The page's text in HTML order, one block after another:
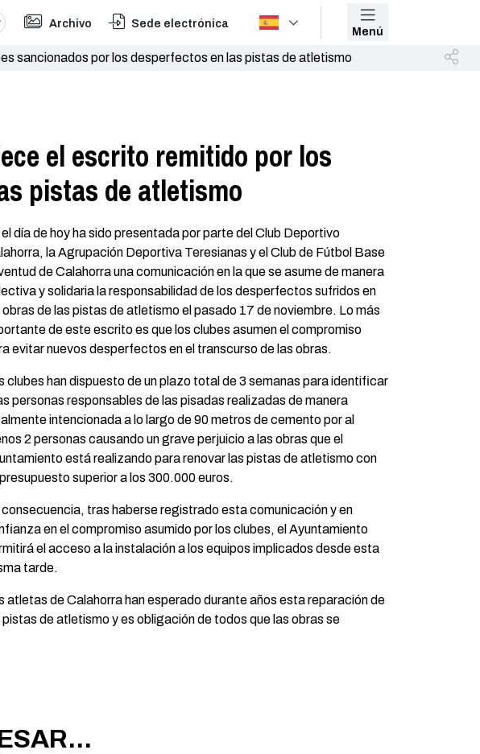
Archivo Sede electrónica
Menú
sancionados por los desperfectos en las pistas de atletismo
el escrito remitido por los
pistas de atletismo
el día de hoy ha sido presentada por parte del Club Deportivo
la Agrupación Deportiva Teresianas y el Club de Fútbol Base
de Calahorra una comunicación en la que se asume de manera
y solidaria la responsabilidad de los desperfectos sufridos en
obras de las pistas de atletismo el pasado 17 de noviembre. Lo más
de este escrito es que los clubes asumen el compromiso
evitar nuevos desperfectos en el transcurso de las obras.
clubes han dispuesto de un plazo total de 3 semanas para identificar
personas responsables de las pisadas realizadas de manera
intencionada a lo largo de 90 metros de cemento por al
2 personas causando un grave perjuicio a las obras que el
está realizando para renovar las pistas de atletismo con
superior a los 300.000 euros.
consecuencia, tras haberse registrado esta comunicación y en
en el compromiso asumido por los clubes, el Ayuntamiento
el acceso a la instalación a los equipos implicados desde esta
tarde.
atletas de Calahorra han esperado durante años esta reparación de
pistas de atletismo y es obligación de todos que las obras se